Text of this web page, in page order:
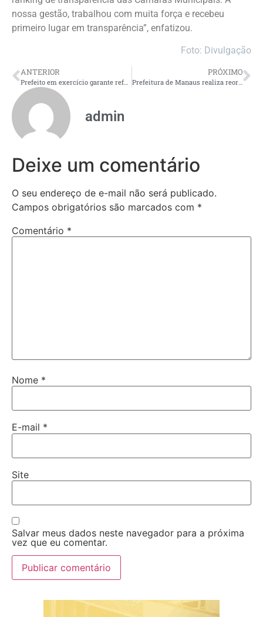
nossa gestão, trabalhou com muita força e recebeu
primeiro lugar em transparência”, enfatizou.
Foto: Divulgação
ANTERIOR PRÓXIMO
Prefeitura de Manaus realiza reordenamento de matrículas para o ano letivo de 2025
admin
Deixe um comentário
O seu endereço de e-mail não será publicado.
Campos obrigatórios são marcados com *
Comentário *
Nome *
E-mail *
Site
Salvar meus dados neste navegador para a próxima
vez que eu comentar.